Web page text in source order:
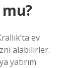
ev
alabilirler.
yatırım